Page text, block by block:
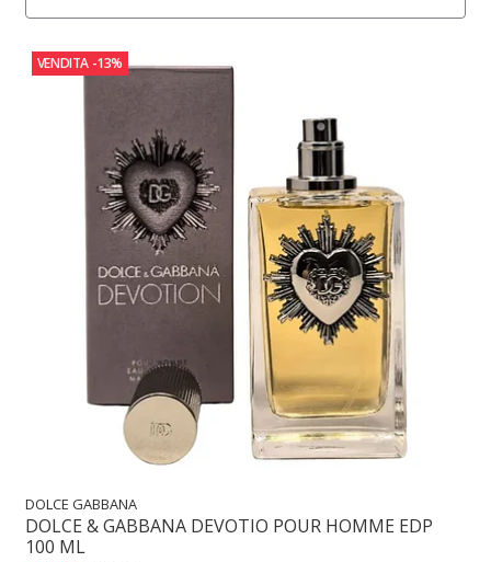
VENDITA -13%
DOLCE GABBANA
DOLCE & GABBANA DEVOTIO POUR HOMME EDP
100 ML